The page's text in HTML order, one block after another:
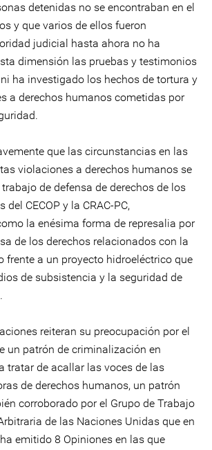
detenidas no se encontraban en el
y que varios de ellos fueron
judicial hasta ahora no ha
dimensión las pruebas y testimonios
ha investigado los hechos de tortura y
a derechos humanos cometidas por
que las circunstancias en las
violaciones a derechos humanos se
de defensa de derechos de los
CECOP y la CRAC-PC,
la enésima forma de represalia por
de los derechos relacionados con la
frente a un proyecto hidroeléctrico que
de subsistencia y la seguridad de
reiteran su preocupación por el
un patrón de criminalización en
tratar de acallar las voces de las
de derechos humanos, un patrón
corroborado por el Grupo de Trabajo
de las Naciones Unidas que en
emitido 8 Opiniones en las que